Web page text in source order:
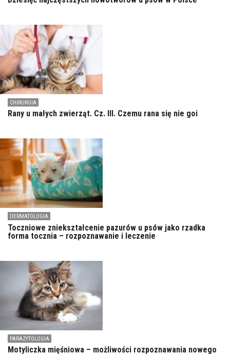
CHIRURGIA
Rany u małych zwierząt. Cz. III. Czemu rana się nie goi
DERMATOLOGIA
Toczniowe zniekształcenie pazurów u psów jako rzadka
forma tocznia – rozpoznawanie i leczenie
PARAZYTOLOGIA
Motyliczka mięśniowa – możliwości rozpoznawania nowego